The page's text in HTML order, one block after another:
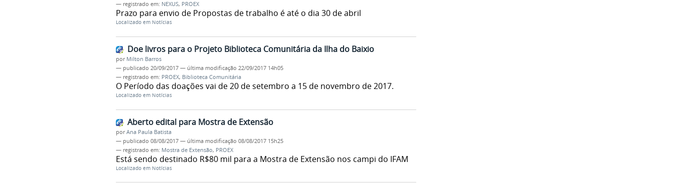
— registrado em: NEXUS, PROEX
Prazo para envio de Propostas de trabalho é até o dia 30 de abril
Localizado em Notícias
Doe livros para o Projeto Biblioteca Comunitária da Ilha do Baixio
por Milton Barros
— publicado 20/09/2017 — última modificação 22/09/2017 14h05
— registrado em: PROEX, Biblioteca Comunitária
O Período das doações vai de 20 de setembro a 15 de novembro de 2017.
Localizado em Notícias
Aberto edital para Mostra de Extensão
porAna Paula Batista
— publicado 08/08/2017 — última modificação 08/08/2017 15h25
— registrado em: Mostra de Extensão, PROEX
Está sendo destinado R$80 mil para a Mostra de Extensão nos campi do IFAM
Localizado em Notícias